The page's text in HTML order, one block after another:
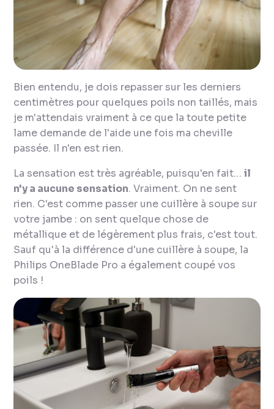
Bien entendu, je dois repasser sur les derniers
centimètres pour quelques poils non taillés, mais
je m'attendais vraiment à ce que la toute petite
lame demande de l'aide une fois ma cheville
passée. Il n'en est rien.
La sensation est très agréable, puisqu'en fait…il
n'y a aucune sensation. Vraiment. On ne sent
rien. C'est comme passer une cuillère à soupe sur
votre jambe : on sent quelque chose de
métallique et de légèrement plus frais, c'est tout.
Sauf qu'à la différence d'une cuillère à soupe, la
Philips OneBlade Pro a également coupé vos
poils !